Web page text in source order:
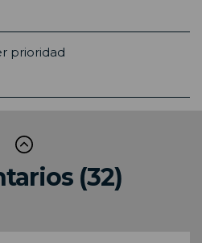
prioridad
(32)